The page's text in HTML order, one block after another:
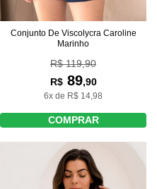
Conjunto De Viscolycra Caroline
Marinho
R$ 119,90
R$89,90
6x de R$ 14,98
COMPRAR